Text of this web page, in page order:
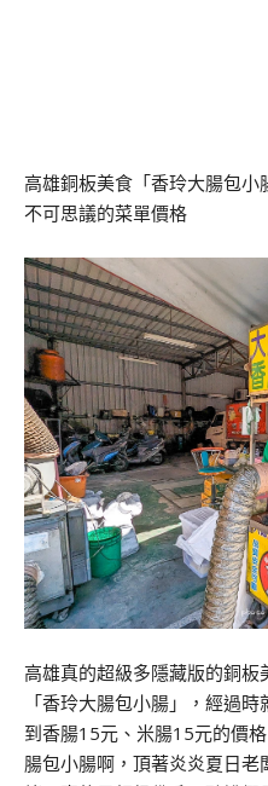
高雄銅板美食「香玲大腸包
不可思議的菜單價格
高雄真的超級多隱藏版的銅
「香玲大腸包小腸」，經過
到香腸15元、米腸15元的價
腸包小腸啊，頂著炎炎夏日